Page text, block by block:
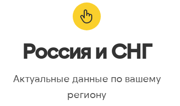
Россия и СНГ
Актуальные данные по вашему
региону